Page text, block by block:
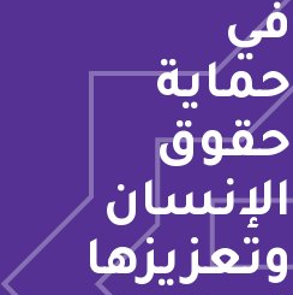
في
حماية
حقوق
الإنسان
وتعزيزها